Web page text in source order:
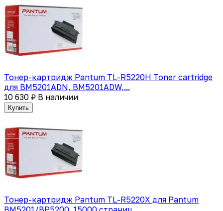
Тонер-картридж Pantum TL-R5220H Toner cartridge
для BM5201ADN, BM5201ADW,...
10 630 ₽ В наличии
Купить
Тонер-картридж Pantum TL-R5220X для Pantum